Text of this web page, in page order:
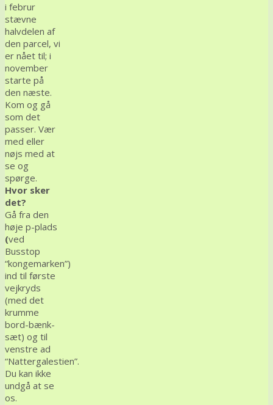
i februr
stævne
halvdelen af
den parcel, vi
er nået til; i
november
starte på
den næste.
Kom og gå
som det
passer. Vær
med eller
nøjs med at
se og
spørge.
Hvor sker
det?
Gå fra den
høje p-plads
(ved
Busstop
“kongemarken”)
ind til første
vejkryds
(med det
krumme
bord-bænk-
sæt) og til
venstre ad
“Nattergalestien”.
Du kan ikke
undgå at se
os.